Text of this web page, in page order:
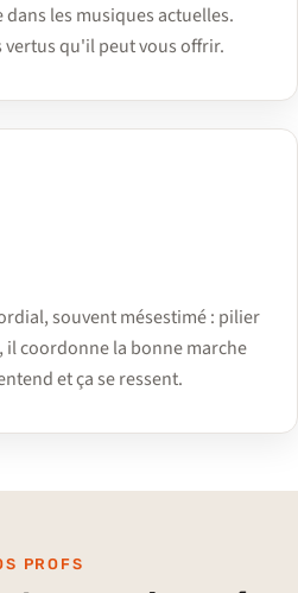
les musiques actuelles.
vertus qu'il peut vous offrir.
souvent mésestimé : pilier
coordonne la bonne marche
et ça se ressent.
PROFS